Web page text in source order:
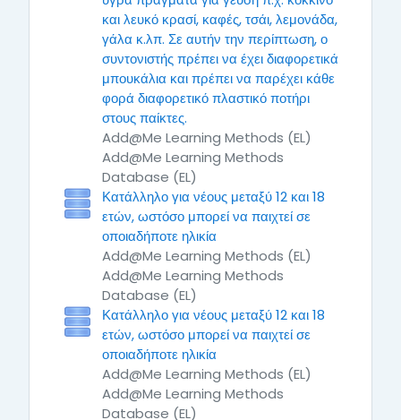
και λευκό κρασί, καφές, τσάι, λεμονάδα,
γάλα κ.λπ. Σε αυτήν την περίπτωση, ο
συντονιστής πρέπει να έχει διαφορετικά
μπουκάλια και πρέπει να παρέχει κάθε
φορά διαφορετικό πλαστικό ποτήρι
στους παίκτες.
Add@Me Learning Methods (EL)
Add@Me Learning Methods
Database (EL)
Κατάλληλο για νέους μεταξύ 12 και 18
ετών, ωστόσο μπορεί να παιχτεί σε
οποιαδήποτε ηλικία
Add@Me Learning Methods (EL)
Add@Me Learning Methods
Database (EL)
Κατάλληλο για νέους μεταξύ 12 και 18
ετών, ωστόσο μπορεί να παιχτεί σε
οποιαδήποτε ηλικία
Add@Me Learning Methods (EL)
Add@Me Learning Methods
Database (EL)